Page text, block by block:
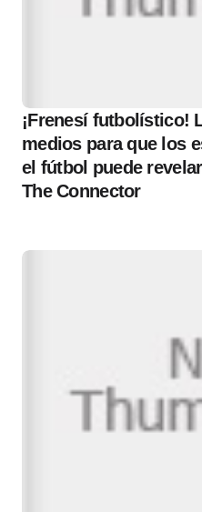
¡Frenesí futbolístico!
medios para que los
el fútbol puede
The Connector